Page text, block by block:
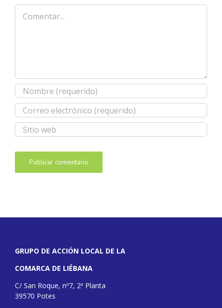
Comentar
GRUPO DE ACCIÓN LOCAL DE LA
COMARCA DE LIÉBANA
C/ San Roque, nº7, 2ª Planta
39570 Potes